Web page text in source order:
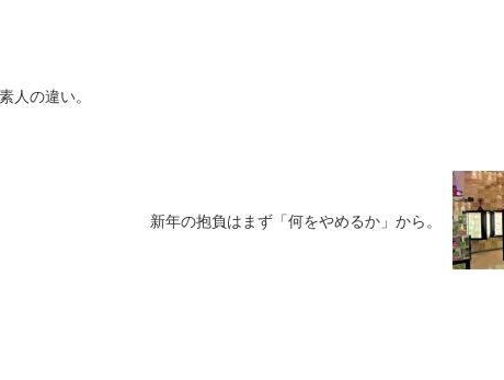
人の違い。
新年の抱負はまず「何をやめるか」から。